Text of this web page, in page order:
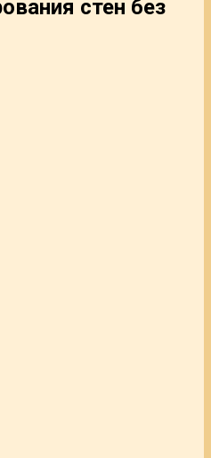
стен без